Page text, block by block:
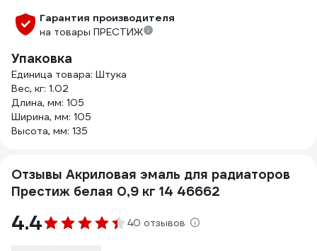
Гарантия производителя
на товары ПРЕСТИЖ
Упаковка
Единица товара: Штука
Вес, кг: 1.02
Длина, мм: 105
Ширина, мм: 105
Высота, мм: 135
Отзывы Акриловая эмаль для радиаторов
Престиж белая 0,9 кг 14 46662
4.4 40 отзывов